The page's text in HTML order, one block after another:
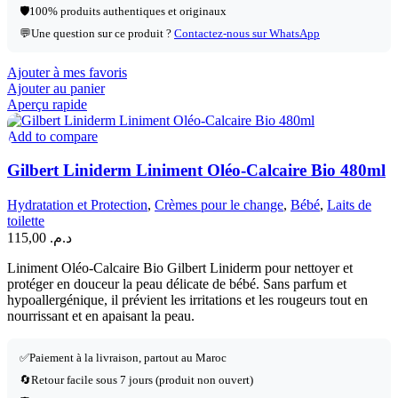
🛡️100% produits authentiques et originaux
💬Une question sur ce produit ? Contactez-nous sur WhatsApp
Ajouter à mes favoris
Ajouter au panier
Aperçu rapide
Add to compare
Gilbert Liniderm Liniment Oléo-Calcaire Bio 480ml
Hydratation et Protection, Crèmes pour le change, Bébé, Laits de
toilette
د.م.
Liniment Oléo-Calcaire Bio Gilbert Liniderm pour nettoyer et
protéger en douceur la peau délicate de bébé. Sans parfum et
hypoallergénique, il prévient les irritations et les rougeurs tout en
nourrissant et en apaisant la peau.
✅Paiement à la livraison, partout au Maroc
🔄Retour facile sous 7 jours (produit non ouvert)